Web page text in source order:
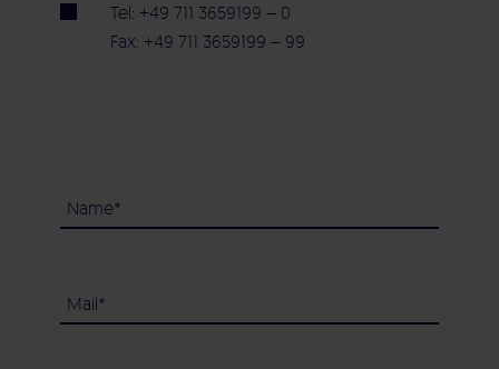
Tel: +49 711 3659199 – 0
Fax: +49 711 3659199 – 99